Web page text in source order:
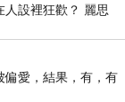
人設裡狂歡？ 麗思
昏
偏愛，結果，有，有